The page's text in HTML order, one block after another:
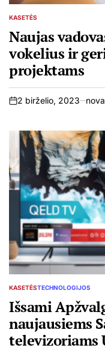
POSTED
KASETĖS
Naujas
vokelius ir
projektams
on
2 birželio, 2023
POSTED
KASETĖSTECHNOLOGIJOS
Išsami
naujausiems
televizoriams